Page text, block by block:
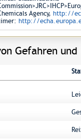
Agency, http://
http://
Gefahren und